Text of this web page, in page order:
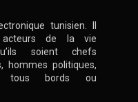
tunisien. Il
acteurs de la vie
soient chefs
hommes politiques,
tous bords ou